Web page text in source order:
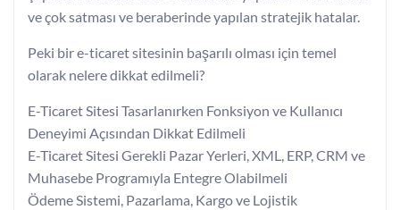
ve çok satması ve beraberinde yapılan stratejik hatalar.
Peki bir e-ticaret sitesinin başarılı olması için temel
olarak nelere dikkat edilmeli?
E-Ticaret Sitesi Tasarlanırken Fonksiyon ve Kullanıcı
Deneyimi Açısından Dikkat Edilmeli
E-Ticaret Sitesi Gerekli Pazar Yerleri, XML, ERP, CRM ve
Muhasebe Programıyla Entegre Olabilmeli
Ödeme Sistemi, Pazarlama, Kargo ve Lojistik